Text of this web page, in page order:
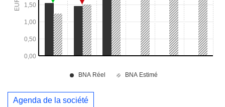
Agenda de la société